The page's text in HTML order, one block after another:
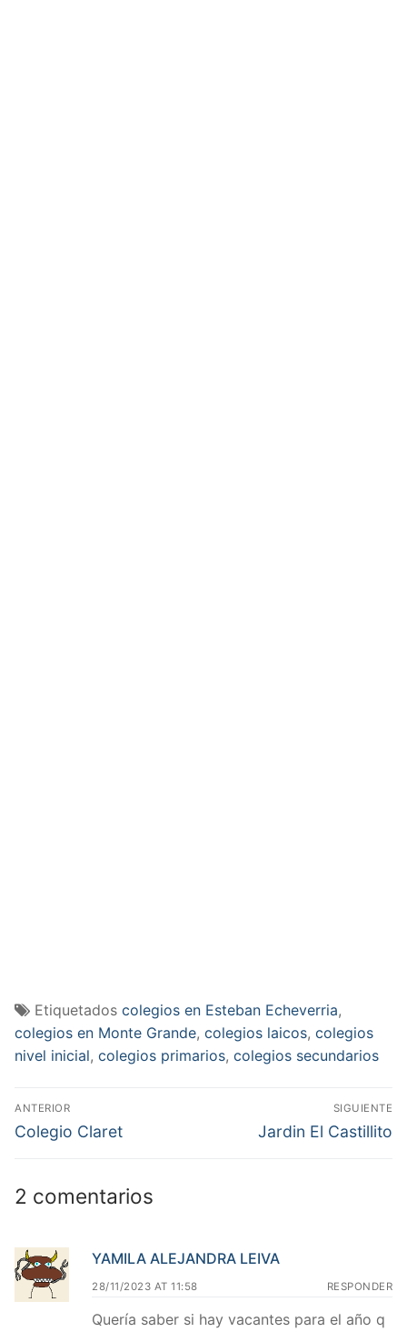
Etiquetados colegios en Esteban Echeverria,
colegios en Monte Grande, colegios laicos, colegios
nivel inicial, colegios primarios, colegios secundarios
Navegación
de
ANTERIOR
Entrada
Colegio Claret
SIGUIENTE
Entrada
Jardin El Castillito
2 comentarios
YAMILA ALEJANDRA LEIVA
28/11/2023 AT 11:58 RESPONDER
Quería saber si hay vacantes para el año q